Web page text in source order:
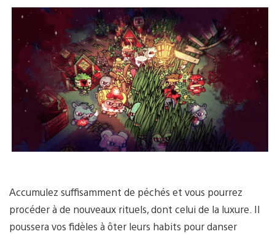
Accumulez suffisamment de péchés et vous pourrez
procéder à de nouveaux rituels, dont celui de la luxure. Il
poussera vos fidèles à ôter leurs habits pour danser